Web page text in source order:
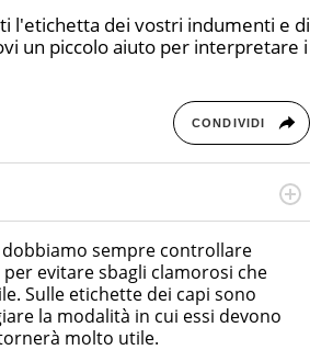
l'etichetta dei vostri indumenti e di
un piccolo aiuto per interpretare i
CONDIVIDI
e Google Digital Training su
sempre controllare
per evitare sbagli clamorosi che
Sulle etichette dei capi sono
la modalità in cui essi devono
molto utile.